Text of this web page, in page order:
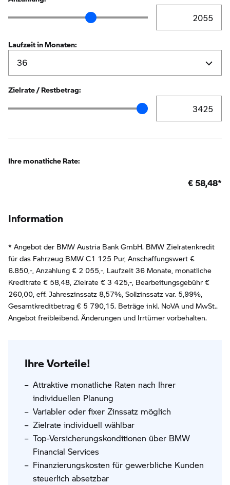
Anzahlung Schieberegler
Laufzeit in Monaten:
Zielrate / Restbetrag:
Zielrate / Restbetrag Schieberegler
Ihre monatliche Rate:
€ 58,48*
Information
* Angebot der BMW Austria Bank GmbH. BMW Zielratenkredit
für das Fahrzeug BMW C1 125 Pur, Anschaffungswert €
6.850,-, Anzahlung € 2 055,-, Laufzeit 36 Monate, monatliche
Kreditrate € 58,48, Zielrate € 3 425,-, Bearbeitungsgebühr €
260,00, eff. Jahreszinssatz 8,57%, Sollzinssatz var. 5,99%,
Gesamtkreditbetrag € 5 790,15. Beträge inkl. NoVA und MwSt..
Angebot freibleibend. Änderungen und Irrtümer vorbehalten.
Ihre Vorteile!
Attraktive monatliche Raten nach Ihrer
individuellen Planung
Variabler oder fixer Zinssatz möglich
Zielrate individuell wählbar
Top-Versicherungskonditionen über BMW
Financial Services
Finanzierungskosten für gewerbliche Kunden
steuerlich absetzbar